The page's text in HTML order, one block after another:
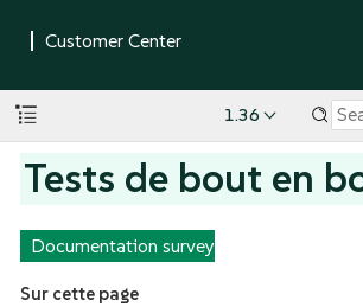
1.36
Tests de bout en
Documentation survey
Sur cette page